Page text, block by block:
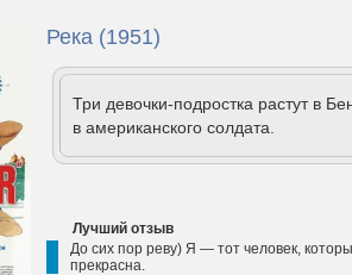
Река (1951)
Три девочки-подростка растут в
в американского солдата.
Лучший отзыв
До сих пор реву) Я — тот человек,
прекрасна.